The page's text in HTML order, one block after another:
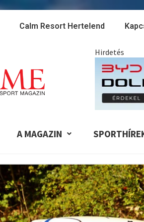
Calm Resort Hertelend
Hirdetés
A MAGAZIN